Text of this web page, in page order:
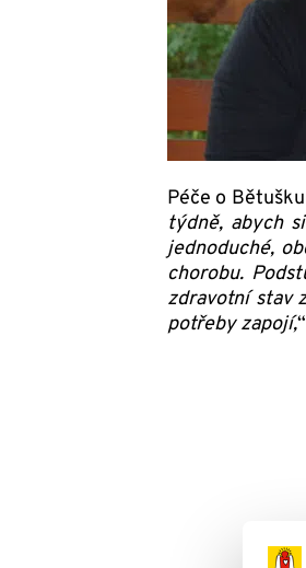
Péče o
týdně, abych
jednoduché,
chorobu.
zdravotní stav
potřeby zapojí,